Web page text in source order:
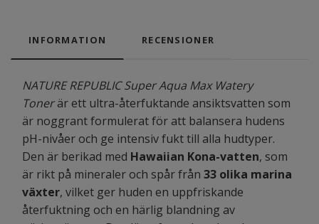
INFORMATION RECENSIONER
NATURE REPUBLIC Super Aqua Max Watery
Tonerär ett ultra-återfuktande ansiktsvatten som
är noggrant formulerat för att balansera hudens
pH-nivåer och ge intensiv fukt till alla hudtyper.
Den är berikad med Hawaiian Kona-vatten, som
är rikt på mineraler och spår från 33 olika marina
växter, vilket ger huden en uppfriskande
återfuktning och en härlig blandning av